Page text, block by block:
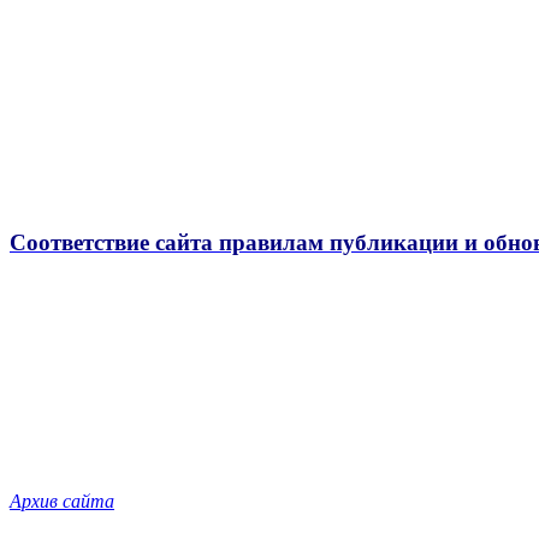
Соответствие сайта правилам публикации и
Архив сайта